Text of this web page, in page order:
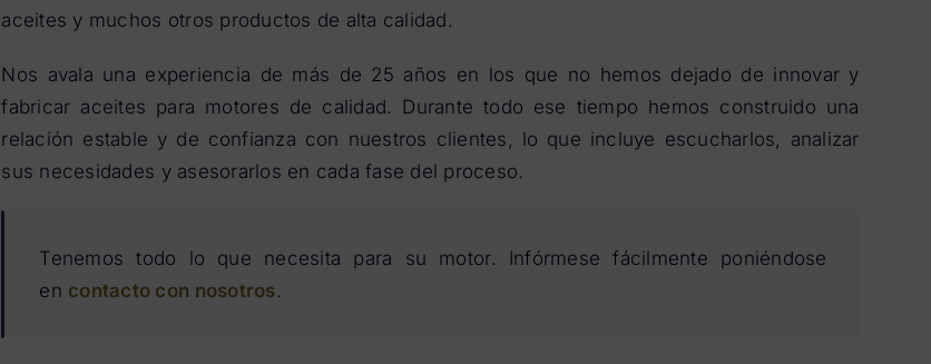
aceites y muchos otros productos de alta calidad.
Nos avala una experiencia de más de 25 años en los que no hemos dejado de innovar y
fabricar aceites para motores de calidad. Durante todo ese tiempo hemos construido una
relación estable y de confianza con nuestros clientes, lo que incluye escucharlos, analizar
sus necesidades y asesorarlos en cada fase del proceso.
Tenemos todo lo que necesita para su motor. Infórmese fácilmente poniéndose
en contacto con nosotros.